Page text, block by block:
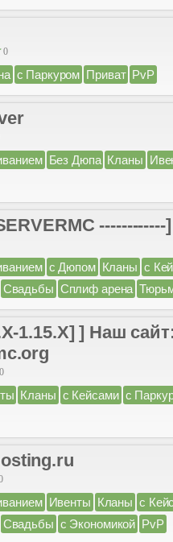
0
с Паркуром Приват PvP
Без Дюпа Кланы
------------]
с Дюпом Кланы с
Свадьбы Сплиф арена
1.15.X] ] Наш
Кланы с Кейсами с
Ивенты Кланы с
Свадьбы с Экономикой PvP